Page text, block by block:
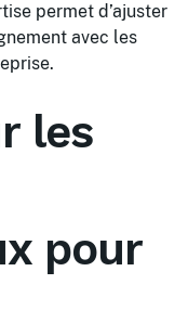
permet d’ajuster
avec les
les
pour